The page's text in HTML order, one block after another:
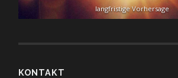
langfristige Vorhersage
KONTAKT